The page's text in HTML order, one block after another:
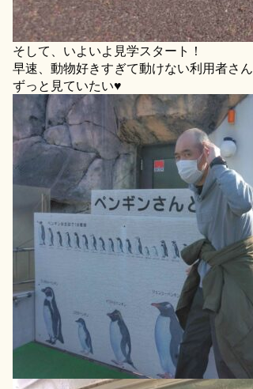
そして、いよいよ見学スタート！
早速、動物好きすぎて動けない利用者さん
ずっと見ていたい♥️